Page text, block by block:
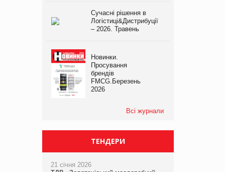
Сучасні рішення в
Логістиці&Дистрибуції
– 2026. Травень
Новинки.
Просування
брендів
FMCG.Березень
2026
Всі журнали
ТЕНДЕРИ
21 січня 2026